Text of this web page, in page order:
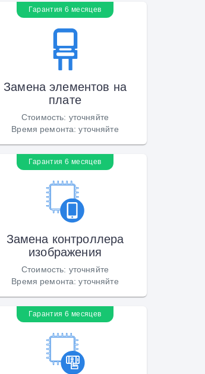
Гарантия 6 месяцев
Замена элементов на
плате
Стоимость: уточняйте
Время ремонта:уточняйте
Гарантия 6 месяцев
Замена контроллера
изображения
Стоимость: уточняйте
Время ремонта:уточняйте
Гарантия 6 месяцев